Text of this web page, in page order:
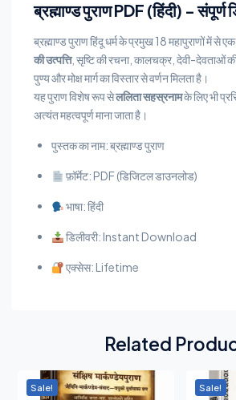
ब्रह्माण्ड पुराण PDF (हिंदी) –
ब्रह्माण्ड पुराण हिंदू धर्म के प्रमुख 18 महापुराणों में से
की उत्पत्ति, सृष्टि की रचना, कालचक्र, देवी-देवताओं की
पुण्य और मोक्ष मार्ग का विस्तार से वर्णन मिलता है।
यह पुराण विशेष रूप सेललिता सहस्रनामके लिए भी
अत्यंत महत्वपूर्ण माना जाता है।
पुस्तक का नाम: ब्रह्माण्ड पुराण
फ़ॉर्मेट: PDF (डिजिटल डाउनलोड)
भाषा: हिंदी
डिलीवरी: Instant Download
एक्सेस: Lifetime
Related
Sale! Sale!